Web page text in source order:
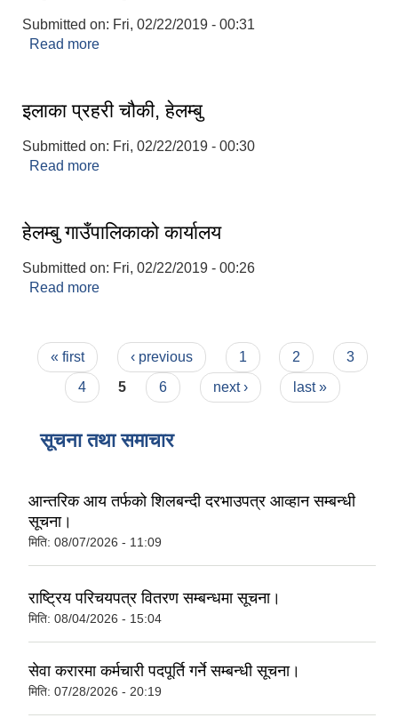
Submitted on: Fri, 02/22/2019 - 00:31
Read more
इलाका प्रहरी चौकी, हेलम्बु
Submitted on: Fri, 02/22/2019 - 00:30
Read more
हेलम्बु गाउँपालिकाको कार्यालय
Submitted on: Fri, 02/22/2019 - 00:26
Read more
Pages
« first ‹ previous 1 2
3
4
5 6 next › last »
सूचना तथा समाचार
आन्तरिक आय तर्फको शिलबन्दी दरभाउपत्र आव्हान सम्बन्धी
सूचना।
मिति: 08/07/2026 - 11:09
राष्ट्रिय परिचयपत्र वितरण सम्बन्धमा सूचना।
मिति: 08/04/2026 - 15:04
सेवा करारमा कर्मचारी पदपूर्ति गर्ने सम्बन्धी सूचना।
मिति: 07/28/2026 - 20:19